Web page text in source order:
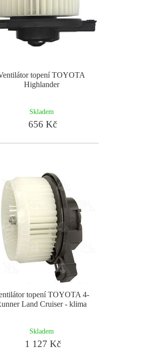
topení TOYOTA
Highlander
Skladem
656 Kč
topení TOYOTA 4-
Land Cruiser - klima
Skladem
1 127 Kč